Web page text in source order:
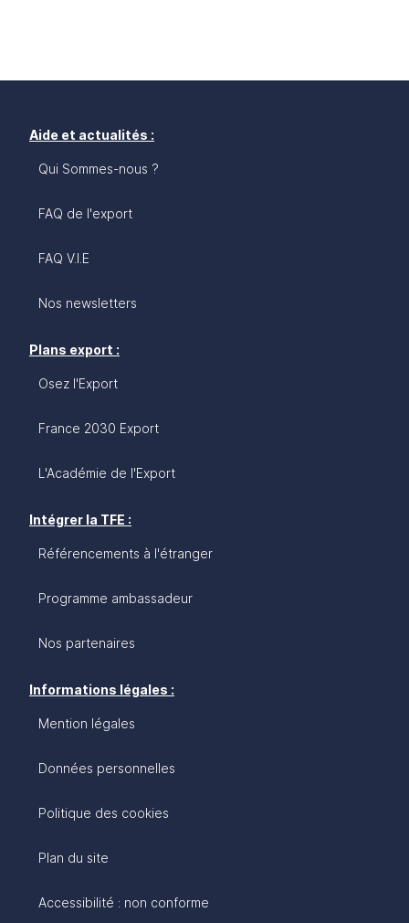
Aide et actualités :
Qui Sommes-nous ?
FAQ de l'export
FAQ V.I.E
Nos newsletters
Plans export :
Osez l'Export
France 2030 Export
L'Académie de l'Export
Intégrer la TFE :
Référencements à l'étranger
Programme ambassadeur
Nos partenaires
Informations légales :
Mention légales
Données personnelles
Politique des cookies
Plan du site
Accessibilité : non conforme